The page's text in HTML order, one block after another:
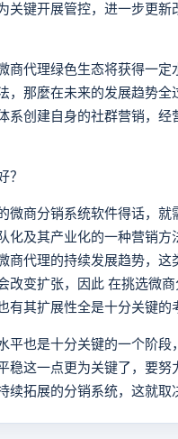
关键开展管控，进一步更
商代理绿色生态将获得一
那麼在未来的发展趋势全
系创建自身的社群营销，经
？
商分销系统软件得话，就
化及其产业化的一种营销
商代理的持续发展趋势，这
改变扩张，因此 在挑选微
其扩展性全是十分关键的
平也是十分关键的一个阶
稳这一点更为关键了，要
拓展的分销系统，这就取